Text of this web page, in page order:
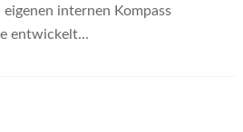
internen Kompass
entwickelt...